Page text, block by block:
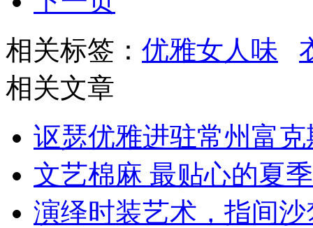
相关标签： 优雅女人味
相关文章
讴瑟优雅进驻常州富
文艺棉麻 最贴心的夏
演绎时装艺术，指间